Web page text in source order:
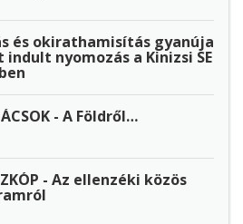
és okirathamisítás gyanúja
nyomozás a Kinizsi SE
- A Földről…
- Az ellenzéki közös